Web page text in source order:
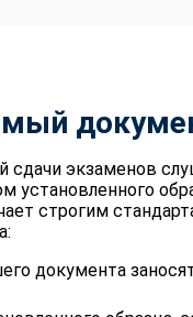
сдачи экзаменов
установленного
строгим
документа